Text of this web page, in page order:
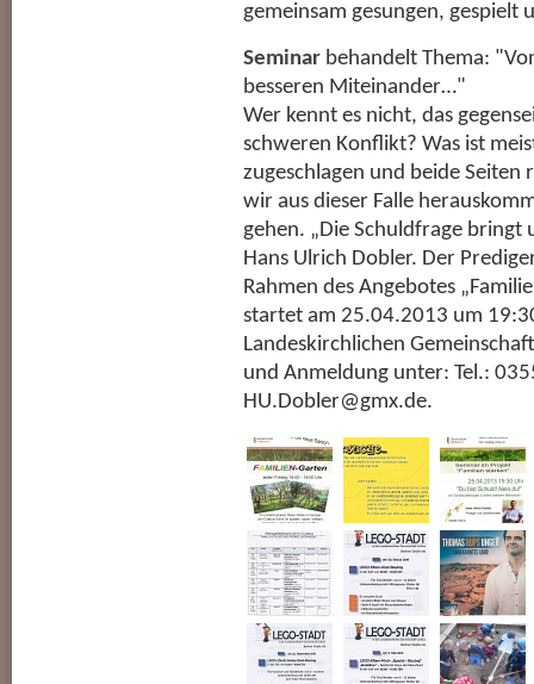
gemeinsam gesungen, gespielt
Seminar behandelt Thema:
besseren Miteinander…"
Wer kennt es nicht, das
schweren Konflikt? Was ist
zugeschlagen und beide
wir aus dieser Falle
gehen. „Die Schuldfrage bringt
Hans Ulrich Dobler. Der
Rahmen des Angebotes
startet am 25.04.2013 um
Landeskirchlichen
und Anmeldung unter: Tel.:
HU.Dobler@gmx.de.